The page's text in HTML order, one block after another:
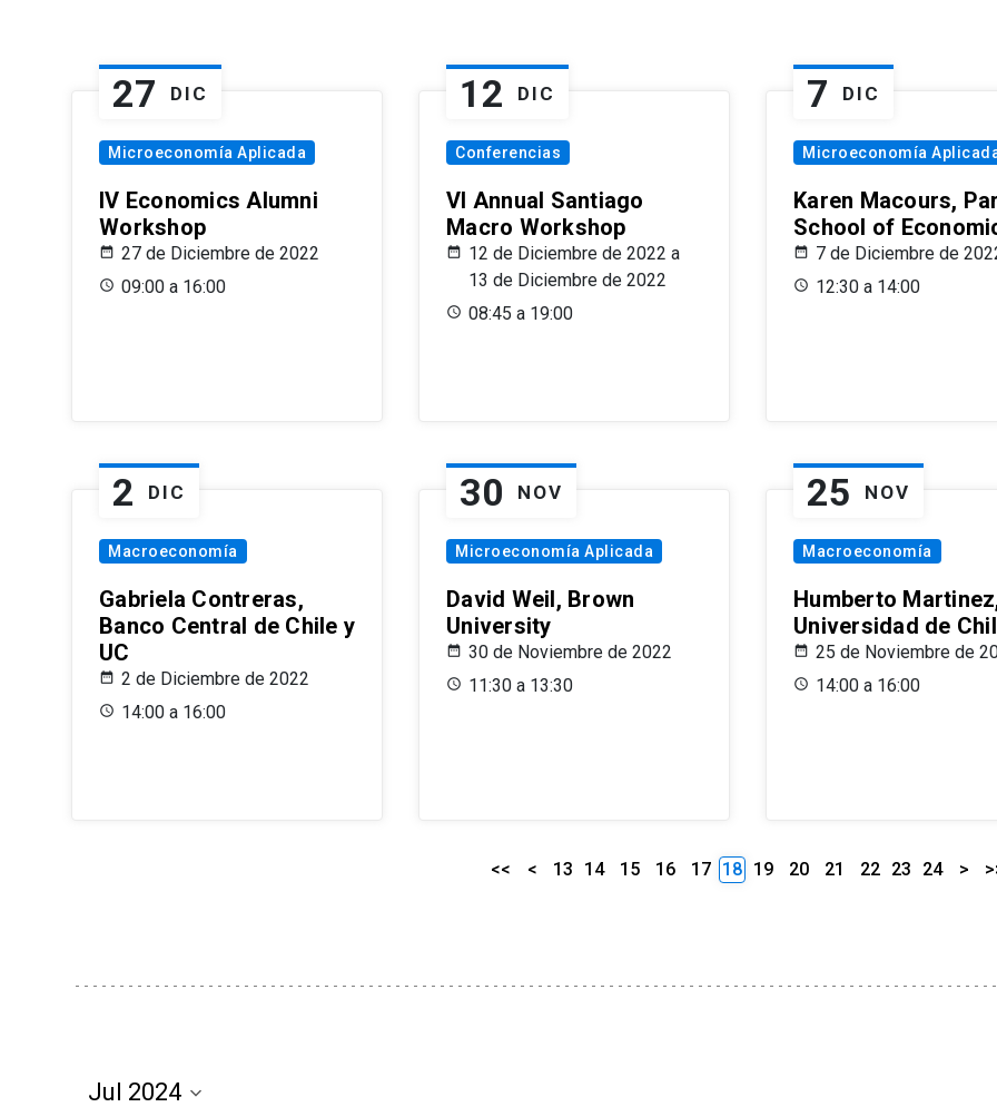
27 DIC
Microeconomía Aplicada
IV Economics Alumni
Workshop
27 de Diciembre de 2022
09:00 a 16:00
12 DIC
Conferencias
VI Annual Santiago
Macro Workshop
12 de Diciembre de 2022 a
13 de Diciembre de 2022
08:45 a 19:00
7 DIC
Microeconomía
Karen Macours,
School of
7 de Diciembre de
12:30 a 14:00
2 DIC
Macroeconomía
Gabriela Contreras,
Banco Central de Chile y
UC
2 de Diciembre de 2022
14:00 a 16:00
30 NOV
Microeconomía Aplicada
David Weil, Brown
University
30 de Noviembre de 2022
11:30 a 13:30
25 NOV
Macroeconomía
Humberto
Universidad de
25 de Noviembre de
14:00 a 16:00
<< < 13 14 15 16 17 18 19 20 21 22 23 24 >